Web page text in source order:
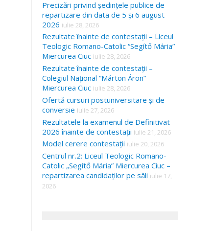
Precizări privind ședințele publice de
repartizare din data de 5 și 6 august
2026 iulie 28, 2026
Rezultate înainte de contestații – Liceul
Teologic Romano-Catolic “Segítő Mária”
Miercurea Ciuc iulie 28, 2026
Rezultate înainte de contestații –
Colegiul Național “Márton Áron”
Miercurea Ciuc iulie 28, 2026
Ofertă cursuri postuniversitare și de
conversie iulie 27, 2026
Rezultatele la examenul de Definitivat
2026 înainte de contestații iulie 21, 2026
Model cerere contestații iulie 20, 2026
Centrul nr.2: Liceul Teologic Romano-
Catolic „Segítő Mária” Miercurea Ciuc –
repartizarea candidaților pe săli iulie 17,
2026